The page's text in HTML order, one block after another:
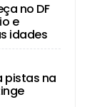
no DF
e
idades
pistas na